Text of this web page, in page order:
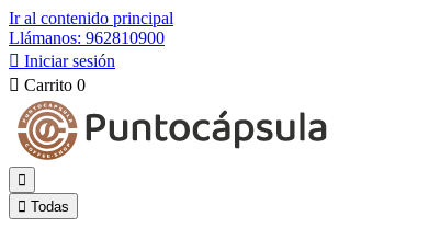
Ir al contenido principal
Llámanos: 962810900
 Iniciar sesión
 Carrito 0

 Todas